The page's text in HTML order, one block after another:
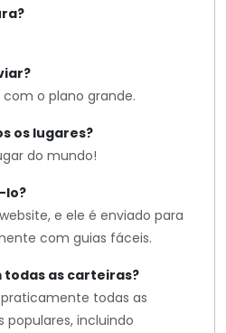
com o plano grande.
os lugares?
do mundo!
lo?
e ele é enviado para
com guias fáceis.
todas as carteiras?
todas as
populares, incluindo